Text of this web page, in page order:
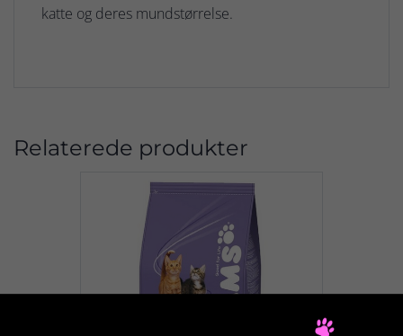
katte og deres mundstørrelse.
Relaterede produkter